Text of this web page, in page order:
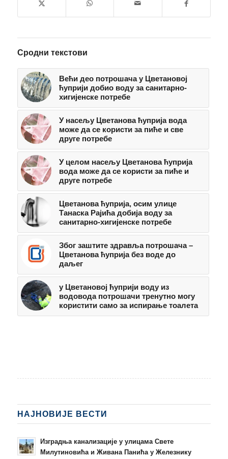
Сродни текстови
Већи део потрошача у Цветановој
ћуприји добио воду за санитарно-
хигијенске потребе
У насељу Цветанова ћуприја вода
може да се користи за пиће и све
друге потребе
У целом насељу Цветанова ћуприја
вода може да се користи за пиће и
друге потребе
Цветанова ћуприја, осим улице
Танаска Рајића добија воду за
санитарно-хигијенске потребе
Због заштите здравља потрошача –
Цветанова ћуприја без воде до
даљег
у Цветановој ћуприји воду из
водовода потрошачи тренутно могу
користити само за испирање тоалета
НАЈНОВИЈЕ ВЕСТИ
Изградња канализације у улицама Свете
Милутиновића и Живана Панића у Железнику